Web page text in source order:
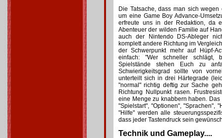
Die Tatsache, dass man sich
um eine Game Boy Advance-
erfreute uns in der Redaktion, da
Abenteuer der wilden Familie auf
auch der Nintendo DS-Ableger
komplett andere Richtung im
der Schwerpunkt mehr auf Hüpf-
einfach: "Wer schneller schlägt,
Spielstände stehen Euch zu
Schwierigkeitsgrad sollte von
unterteilt sich in drei Härtegrade
"normal" richtig deftig zur Sache
Richtung Nullpunkt rasen.
eine Menge zu knabbern haben.
"Spielstart", "Optionen", "Sprachen",
"Hilfe" werden alle
dass jeder Tastendruck sein
Technik und Gameplay....